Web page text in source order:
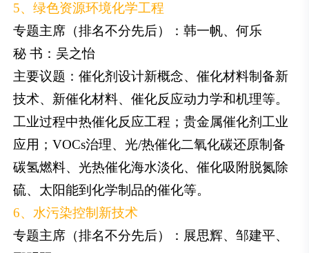
5、绿色资源环境化学工程
专题主席（排名不分先后）：韩一帆、何乐
秘 书：吴之怡
主要议题：催化剂设计新概念、催化材料制备新
技术、新催化材料、催化反应动力学和机理等。
工业过程中热催化反应工程；贵金属催化剂工业
应用；VOCs治理、光/热催化二氧化碳还原制备
碳氢燃料、光热催化海水淡化、催化吸附脱氮除
硫、太阳能到化学制品的催化等。
6、水污染控制新技术
专题主席（排名不分先后）：展思辉、邹建平、